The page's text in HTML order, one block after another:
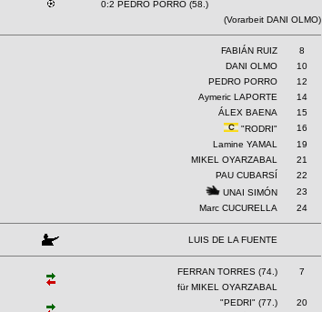
0:2 PEDRO PORRO (58.)
(Vorarbeit DANI OLMO)
FABIÁN RUIZ
8
DANI OLMO
10
PEDRO PORRO
12
Aymeric LAPORTE
14
ÁLEX BAENA
15
"RODRI"
16
Lamine YAMAL
19
MIKEL OYARZABAL
21
PAU CUBARSÍ
22
UNAI SIMÓN
23
Marc CUCURELLA 24
LUIS DE LA FUENTE
FERRAN TORRES (74.)
7
für MIKEL OYARZABAL
"PEDRI" (77.)
20